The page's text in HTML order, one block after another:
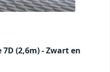
(2,6m) - Zwart en